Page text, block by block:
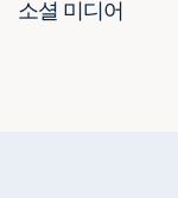
소셜 미디어